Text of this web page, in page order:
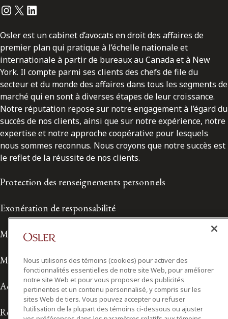
Instagram
Twitter
LinkedIn
Osler est un cabinet d’avocats en droit des affaires de
premier plan qui pratique à l’échelle nationale et
internationale à partir de bureaux au Canada et à New
York. Il compte parmi ses clients des chefs de file du
secteur et du monde des affaires dans tous les segments de
marché qui en sont à diverses étapes de leur croissance.
Notre réputation repose sur notre engagement à l’égard du
succès de nos clients, ainsi que sur notre expérience, notre
expertise et notre approche coopérative pour lesquels
nous sommes reconnus. Nous croyons que notre succès est
le reflet de la réussite de nos clients.
Protection des renseignements personnels
Exonération de responsabilité
Modalités de prestation de services
Modalités d'utilisation
Accessibilité
Relations avec les médias
Nous utilisons des témoins (cookies) pour activer des
fonctionnalités essentielles de notre site Web, pour améliorer
notre site Web et pour vous proposer des publicités
pertinentes et un contenu personnalisé, y compris sur les
sites Web de tiers. Vous pouvez accepter ou refuser
l’utilisation de la plupart des témoins ci-dessous ou ajuster